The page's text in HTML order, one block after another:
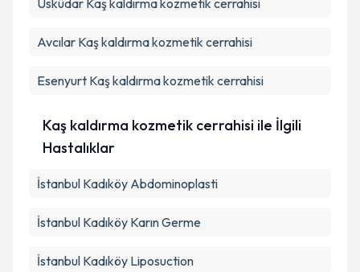
Üsküdar Kaş kaldırma kozmetik cerrahisi
Avcılar Kaş kaldırma kozmetik cerrahisi
Esenyurt Kaş kaldırma kozmetik cerrahisi
Kaş kaldırma kozmetik cerrahisi ile İlgili
Hastalıklar
İstanbul Kadıköy Abdominoplasti
İstanbul Kadıköy Karın Germe
İstanbul Kadıköy Liposuction